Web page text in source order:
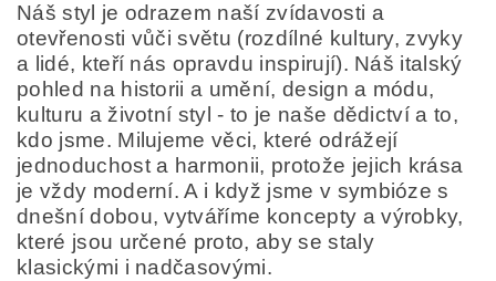
Náš styl je odrazem naší zvídavosti a
otevřenosti vůči světu (rozdílné kultury, zvyky
a lidé, kteří nás opravdu inspirují). Náš italský
pohled na historii a umění, design a módu,
kulturu a životní styl - to je naše dědictví a to,
kdo jsme. Milujeme věci, které odrážejí
jednoduchost a harmonii, protože jejich krása
je vždy moderní. A i když jsme v symbióze s
dnešní dobou, vytváříme koncepty a výrobky,
které jsou určené proto, aby se staly
klasickými i nadčasovými.